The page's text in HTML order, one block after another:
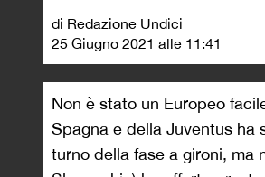
di Redazione Undici
25 Giugno 2021 alle 11:41
Non è stato un Europeo
Spagna e della Juventus ha
turno della fase a gironi, ma